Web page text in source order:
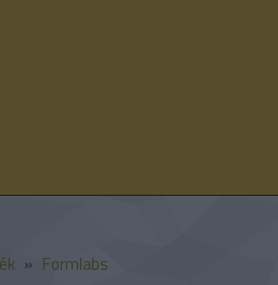
» Formlabs